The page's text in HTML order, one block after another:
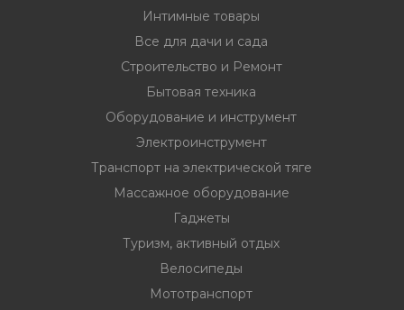
Интимные товары
Все для дачи и сада
Строительство и Ремонт
Бытовая техника
Оборудование и инструмент
Электроинструмент
Транспорт на электрической тяге
Массажное оборудование
Гаджеты
Туризм, активный отдых
Велосипеды
Мототранспорт